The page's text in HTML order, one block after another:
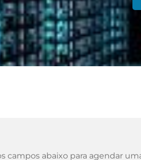
campos abaixo para agendar